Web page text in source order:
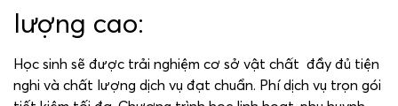
lượng cao:
Học sinh sẽ được trải nghiệm cơ sở vật chất đầy đủ tiện
nghi và chất lượng dịch vụ đạt chuẩn. Phí dịch vụ trọn gói